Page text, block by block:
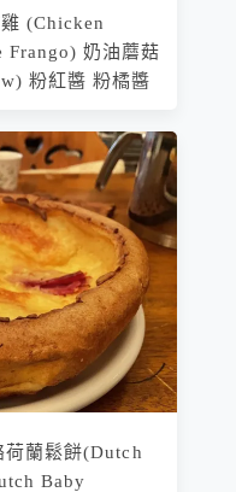
(Chicken
Frango) 奶油蘑菇
粉紅醬 粉橘醬
荷蘭鬆餅(Dutch
Baby